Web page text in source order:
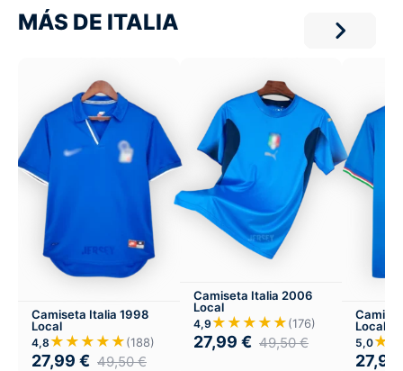
MÁS DE ITALIA
Camiseta Italia 1998
Local
4,8 ★★★★★(188)
27,99 € 49,50€
Camiseta Italia 2006
Local
4,9 ★★★★★(176)
27,99 € 49,50€
Local
5,0
27,99